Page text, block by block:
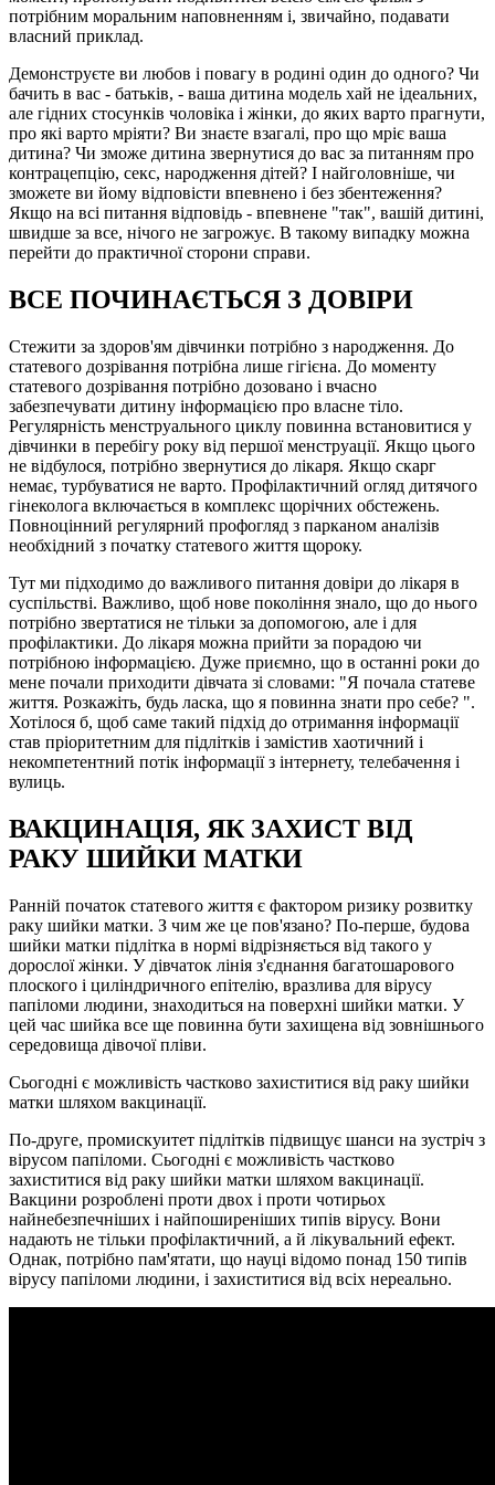
потрібним моральним наповненням і, звичайно, подавати
власний приклад.
Демонструєте ви любов і повагу в родині один до одного? Чи
бачить в вас - батьків, - ваша дитина модель хай не ідеальних,
але гідних стосунків чоловіка і жінки, до яких варто прагнути,
про які варто мріяти? Ви знаєте взагалі, про що мріє ваша
дитина? Чи зможе дитина звернутися до вас за питанням про
контрацепцію, секс, народження дітей? І найголовніше, чи
зможете ви йому відповісти впевнено і без збентеження?
Якщо на всі питання відповідь - впевнене "так", вашій дитині,
швидше за все, нічого не загрожує. В такому випадку можна
перейти до практичної сторони справи.
ВСЕ ПОЧИНАЄТЬСЯ З ДОВІРИ
Стежити за здоров'ям дівчинки потрібно з народження. До
статевого дозрівання потрібна лише гігієна. До моменту
статевого дозрівання потрібно дозовано і вчасно
забезпечувати дитину інформацією про власне тіло.
Регулярність менструального циклу повинна встановитися у
дівчинки в перебігу року від першої менструації. Якщо цього
не відбулося, потрібно звернутися до лікаря. Якщо скарг
немає, турбуватися не варто. Профілактичний огляд дитячого
гінеколога включається в комплекс щорічних обстежень.
Повноцінний регулярний профогляд з парканом аналізів
необхідний з початку статевого життя щороку.
Тут ми підходимо до важливого питання довіри до лікаря в
суспільстві. Важливо, щоб нове покоління знало, що до нього
потрібно звертатися не тільки за допомогою, але і для
профілактики. До лікаря можна прийти за порадою чи
потрібною інформацією. Дуже приємно, що в останні роки до
мене почали приходити дівчата зі словами: "Я почала статеве
життя. Розкажіть, будь ласка, що я повинна знати про себе? ".
Хотілося б, щоб саме такий підхід до отримання інформації
став пріоритетним для підлітків і замістив хаотичний і
некомпетентний потік інформації з інтернету, телебачення і
вулиць.
ВАКЦИНАЦІЯ, ЯК ЗАХИСТ ВІД
РАКУ ШИЙКИ МАТКИ
Ранній початок статевого життя є фактором ризику розвитку
раку шийки матки. З чим же це пов'язано? По-перше, будова
шийки матки підлітка в нормі відрізняється від такого у
дорослої жінки. У дівчаток лінія з'єднання багатошарового
плоского і циліндричного епітелію, вразлива для вірусу
папіломи людини, знаходиться на поверхні шийки матки. У
цей час шийка все ще повинна бути захищена від зовнішнього
середовища дівочої пліви.
Сьогодні є можливість частково захиститися від раку шийки
матки шляхом вакцинації.
По-друге, промискуитет підлітків підвищує шанси на зустріч з
вірусом папіломи. Сьогодні є можливість частково
захиститися від раку шийки матки шляхом вакцинації.
Вакцини розроблені проти двох і проти чотирьох
найнебезпечніших і найпоширеніших типів вірусу. Вони
надають не тільки профілактичний, а й лікувальний ефект.
Однак, потрібно пам'ятати, що науці відомо понад 150 типів
вірусу папіломи людини, і захиститися від всіх нереально.